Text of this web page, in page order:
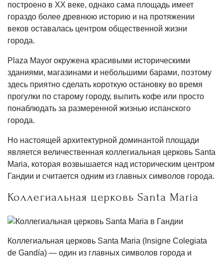
построено в XX веке, однако сама площадь имеет
гораздо более древнюю историю и на протяжении
веков оставалась центром общественной жизни
города.
Plaza Mayor окружена красивыми историческими
зданиями, магазинами и небольшими барами, поэтому
здесь приятно сделать короткую остановку во время
прогулки по старому городу, выпить кофе или просто
понаблюдать за размеренной жизнью испанского
города.
Но настоящей архитектурной доминантой площади
является величественная коллегиальная церковь Santa
Maria, которая возвышается над историческим центром
Гандии и считается одним из главных символов города.
Коллегиальная церковь Santa Maria
Коллегиальная церковь Santa Maria (Insigne Colegiata
de Gandía) — один из главных символов города и